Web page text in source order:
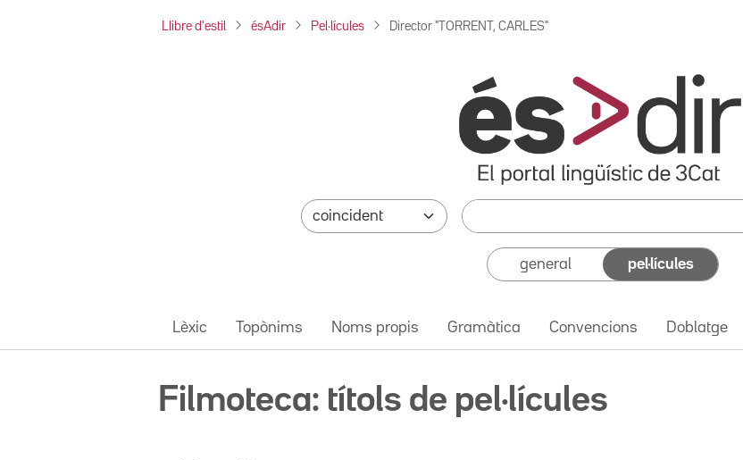
Llibre d'estil ésAdir Pel·lícules Director "TORRENT, CARLES"
general pel·lícules
Lèxic Topònims Noms propis Gramàtica Convencions Doblatge
Filmoteca: títols de pel·lícules